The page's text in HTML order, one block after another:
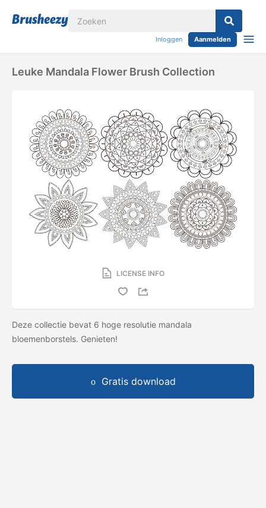
Inloggen Aanmelden
Leuke Mandala Flower Brush Collection
LICENSE INFO
Deze collectie bevat 6 hoge resolutie mandala
bloemenborstels. Genieten!
Gratis download